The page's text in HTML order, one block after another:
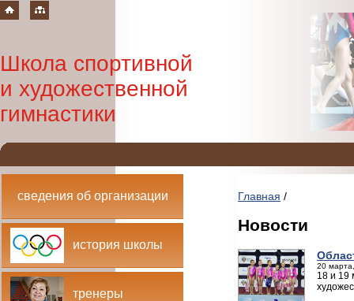
Школа спортивной
и художественной
гимнастики
сведения об организации
история школы
тренеры
Главная /
Новости
20
18 и 19